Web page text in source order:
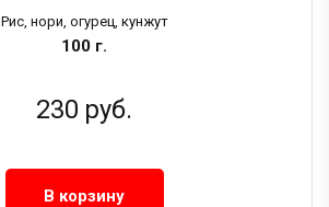
Рис, нори, огурец, кунжут
100 г.
230 руб.
В корзину